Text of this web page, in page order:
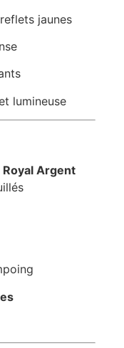
jaunes
lumineuse
Argent